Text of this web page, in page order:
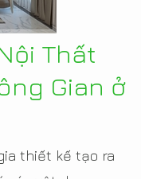
Thất
Gian ở
thiết kế tạo ra